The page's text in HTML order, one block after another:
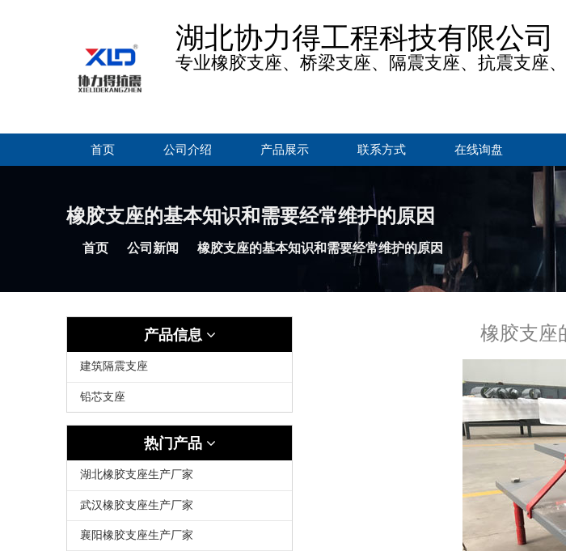
湖北协力得工程科技有限公司
专业橡胶支座、桥梁支座、隔震支座、抗震支座
首页 公司介绍 产品展示 联系方式 在线询盘
橡胶支座的基本知识和需要经常维护的原因
首页 公司新闻 橡胶支座的基本知识和需要经常维护的原因
产品信息
建筑隔震支座
铅芯支座
热门产品
湖北橡胶支座生产厂家
武汉橡胶支座生产厂家
襄阳橡胶支座生产厂家
橡胶支座